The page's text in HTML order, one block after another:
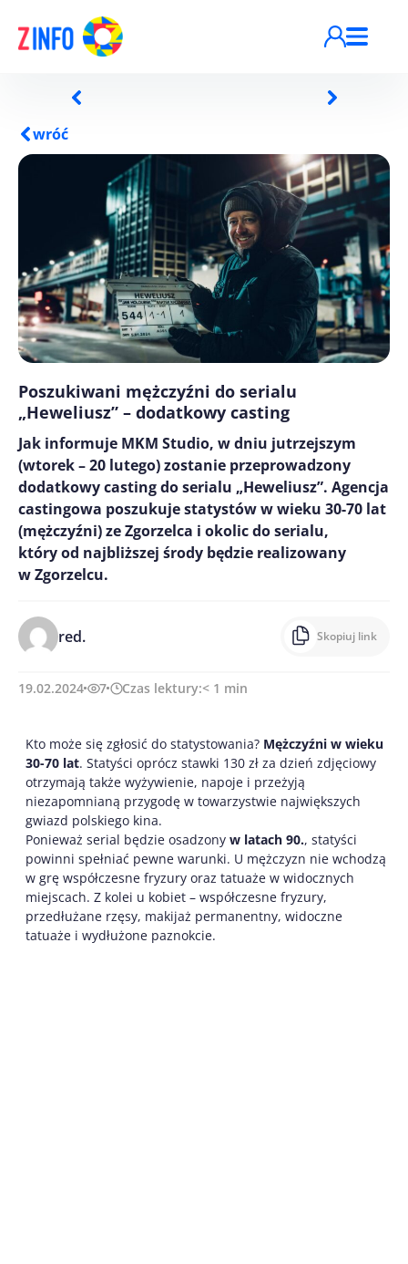
wróć
Poszukiwani mężczyźni do serialu
„Heweliusz” – dodatkowy casting
Jak informuje MKM Studio, w dniu jutrzejszym
(wtorek – 20 lutego) zostanie przeprowadzony
dodatkowy casting do serialu „Heweliusz”. Agencja
castingowa poszukuje statystów w wieku 30-70 lat
(mężczyźni) ze Zgorzelca i okolic do serialu,
który od najbliższej środy będzie realizowany
w Zgorzelcu.
red. Skopiuj link
19.02.2024 7 Czas lektury:< 1 min
Kto może się zgłosić do statystowania? Mężczyźni w wieku
30-70 lat. Statyści oprócz stawki 130 zł za dzień zdjęciowy
otrzymają także wyżywienie, napoje i przeżyją
niezapomnianą przygodę w towarzystwie największych
gwiazd polskiego kina.
Ponieważ serial będzie osadzony w latach 90., statyści
powinni spełniać pewne warunki. U mężczyzn nie wchodzą
w grę współczesne fryzury oraz tatuaże w widocznych
miejscach. Z kolei u kobiet – współczesne fryzury,
przedłużane rzęsy, makijaż permanentny, widoczne
tatuaże i wydłużone paznokcie.